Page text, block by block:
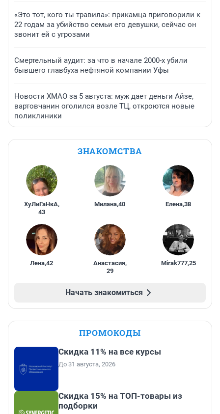
«Это тот, кого ты травила»: прикамца приговорили к
22 годам за убийство семьи его девушки, сейчас он
звонит ей с угрозами
Смертельный аудит: за что в начале 2000-х убили
бывшего главбуха нефтяной компании Уфы
Новости ХМАО за 5 августа: муж дает деньги Айзе,
вартовчанин оголился возле ТЦ, откроются новые
поликлиники
ЗНАКОМСТВА
ХуЛиГаНкА,
43
Милана,40 Елена,38
Лена,42 Анастасия,
29
Mirak777,25
Начать знакомиться
ПРОМОКОДЫ
Скидка 11% на все курсы
До 31 августа, 2026
Скидка 15% на ТОП-товары из
подборки